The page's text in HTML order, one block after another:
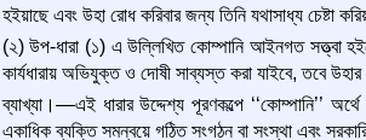
হইয়াছে এবং উহা রোধ করিবার জন্য তিনি যথাসাধ্য চেষ্টা
(২) উপ-ধারা (১) এ উল্লিখিত কোম্পানি আইনগত সত্ত্বা
কার্যধারায় অভিযুক্ত ও দোষী সাব্যস্ত করা যাইবে, তবে
ব্যাখ্যা।―এই ধারার উদ্দেশ্য পূরণকল্পে ‘‘কোম্পানি’’
একাধিক ব্যক্তি সমন্বয়ে গঠিত সংগঠন বা সংস্থা এবং